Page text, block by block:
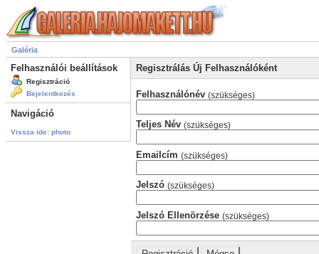
Galéria
Felhasználói beállítások
Regisztráció
Bejelentkezés
Navigáció
Vissza ide: photo
Regisztrálás Új Felhasználóként
Felhasználónév (szükséges)
Teljes Név (szükséges)
Emailcím (szükséges)
Jelszó (szükséges)
Jelszó Ellenörzése (szükséges)